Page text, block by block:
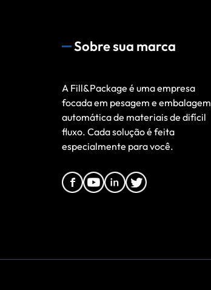
Sobre sua marca
A Fill&Package é uma empresa
focada em pesagem e embalagem
automática de materiais de difícil
fluxo. Cada solução é feita
especialmente para você.